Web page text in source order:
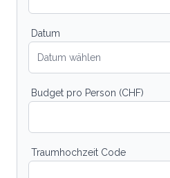
Datum
Datum wählen
Budget pro Person (CHF)
Traumhochzeit Code